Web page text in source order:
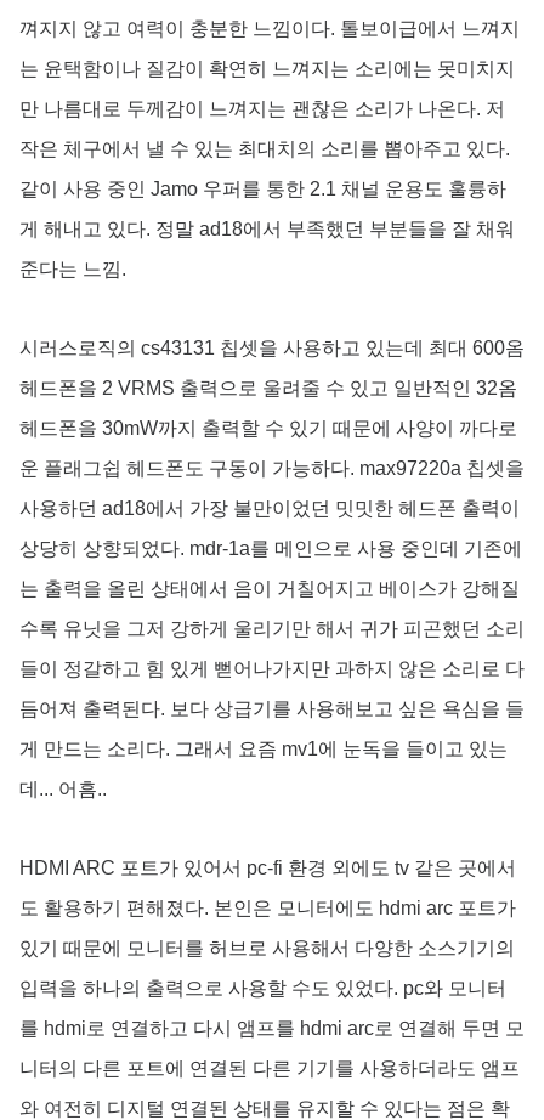
껴지지 않고 여력이 충분한 느낌이다. 톨보이급에서 느껴지
는 윤택함이나 질감이 확연히 느껴지는 소리에는 못미치지
만 나름대로 두께감이 느껴지는 괜찮은 소리가 나온다. 저
작은 체구에서 낼 수 있는 최대치의 소리를 뽑아주고 있다.
같이 사용 중인 Jamo 우퍼를 통한 2.1 채널 운용도 훌륭하
게 해내고 있다. 정말 ad18에서 부족했던 부분들을 잘 채워
준다는 느낌.
시러스로직의 cs43131 칩셋을 사용하고 있는데 최대 600옴
헤드폰을 2 VRMS 출력으로 울려줄 수 있고 일반적인 32옴
헤드폰을 30mW까지 출력할 수 있기 때문에 사양이 까다로
운 플래그쉽 헤드폰도 구동이 가능하다. max97220a 칩셋을
사용하던 ad18에서 가장 불만이었던 밋밋한 헤드폰 출력이
상당히 상향되었다. mdr-1a를 메인으로 사용 중인데 기존에
는 출력을 올린 상태에서 음이 거칠어지고 베이스가 강해질
수록 유닛을 그저 강하게 울리기만 해서 귀가 피곤했던 소리
들이 정갈하고 힘 있게 뻗어나가지만 과하지 않은 소리로 다
듬어져 출력된다. 보다 상급기를 사용해보고 싶은 욕심을 들
게 만드는 소리다. 그래서 요즘 mv1에 눈독을 들이고 있는
데... 어흠..
HDMI ARC 포트가 있어서 pc-fi 환경 외에도 tv 같은 곳에서
도 활용하기 편해졌다. 본인은 모니터에도 hdmi arc 포트가
있기 때문에 모니터를 허브로 사용해서 다양한 소스기기의
입력을 하나의 출력으로 사용할 수도 있었다. pc와 모니터
를 hdmi로 연결하고 다시 앰프를 hdmi arc로 연결해 두면 모
니터의 다른 포트에 연결된 다른 기기를 사용하더라도 앰프
와 여전히 디지털 연결된 상태를 유지할 수 있다는 점은 확